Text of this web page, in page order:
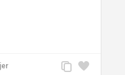
Lägg
Lägg